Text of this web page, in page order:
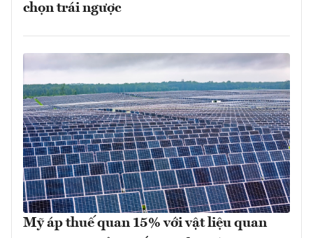
chọn trái ngược
Mỹ áp thuế quan 15% với vật liệu quan